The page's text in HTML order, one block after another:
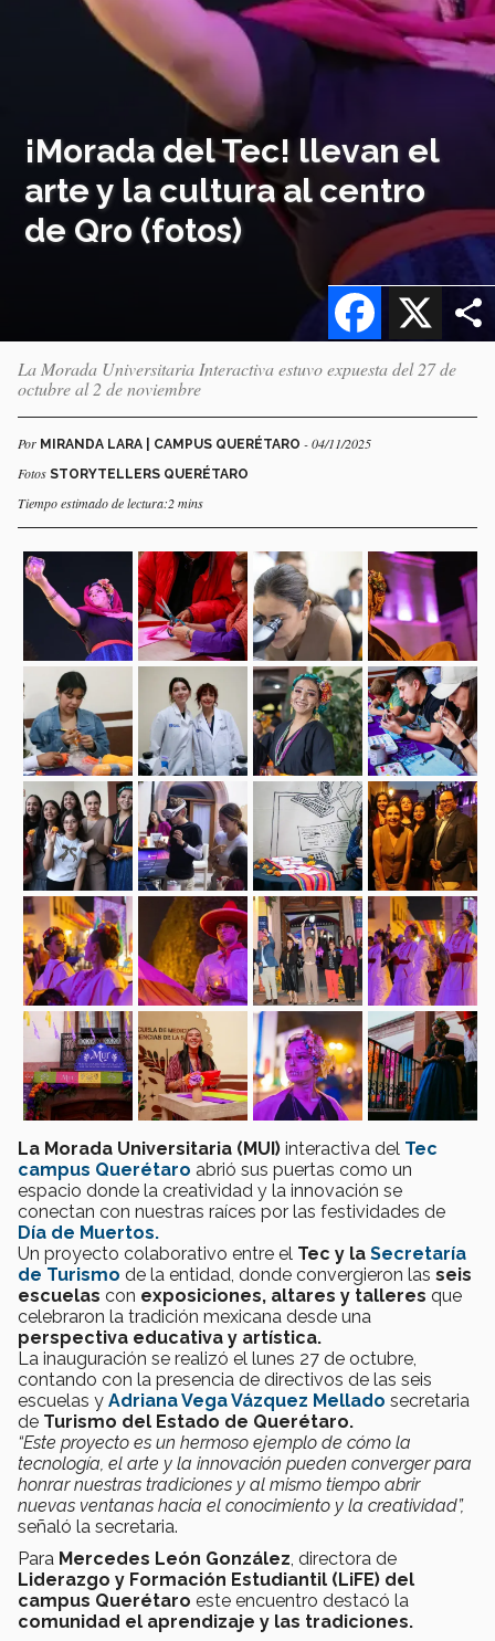
¡Morada del Tec! llevan el
arte y la cultura al centro
de Qro (fotos)
X
Facebook
La Morada Universitaria Interactiva estuvo expuesta del 27 de
octubre al 2 de noviembre
Por MIRANDA LARA | CAMPUS QUERÉTARO - 04/11/2025
Fotos STORYTELLERS QUERÉTARO
Tiempo estimado de lectura:2 mins
La Morada Universitaria (MUI) interactiva del Tec
campus Querétaro abrió sus puertas como un
espacio donde la creatividad у la innovación se
conectan con nuestras raíces por las festividades de
Día de Muertos.
Un proyecto colaborativo entre el Tec y la Secretaría
de Turismo de la entidad, donde convergieron las seis
escuelas con exposiciones, altares y talleres que
celebraron la tradición mexicana desde una
perspectiva educativa y artística.
La inauguración se realizó el lunes 27 de octubre,
contando con la presencia de directivos de las seis
escuelas y Adriana Vega Vázquez Mellado secretaria
de Turismo del Estado de Querétaro.
“Este proyecto es un hermoso ejemplo de cómo la
tecnología, el arte y la innovación pueden converger para
honrar nuestras tradiciones y al mismo tiempo abrir
nuevas ventanas hacia el conocimiento y la creatividad”,
señaló la secretaria.
Para Mercedes León González , directora de
Liderazgo y Formación Estudiantil (LiFE) del
campus Querétaro este encuentro destacó la
comunidad el aprendizaje y las tradiciones.